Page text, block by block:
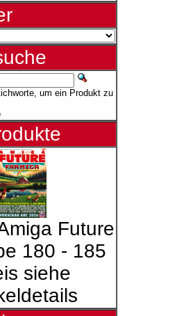
um ein Produkt zu
Future
180 - 185
siehe